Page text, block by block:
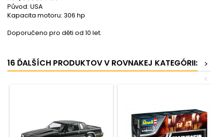
Původ: USA
Kapacita motoru: 306 hp
Doporučeno pro děti od 10 let.
16 ĎALŠÍCH PRODUKTOV V ROVNAKEJ KATEGÓRII:
>
<